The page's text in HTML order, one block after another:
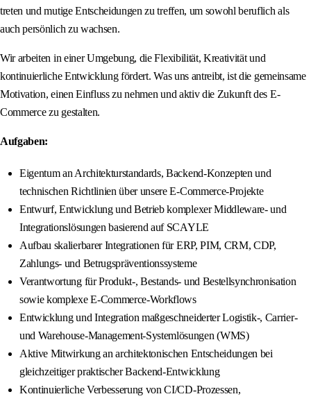
treten und mutige Entscheidungen zu treffen, um sowohl beruflich als
auch persönlich zu wachsen.
Wir arbeiten in einer Umgebung, die Flexibilität, Kreativität und
kontinuierliche Entwicklung fördert. Was uns antreibt, ist die gemeinsame
Motivation, einen Einfluss zu nehmen und aktiv die Zukunft des E-
Commerce zu gestalten.
Aufgaben:
Eigentum an Architekturstandards, Backend-Konzepten und
technischen Richtlinien über unsere E-Commerce-Projekte
Entwurf, Entwicklung und Betrieb komplexer Middleware- und
Integrationslösungen basierend auf SCAYLE
Aufbau skalierbarer Integrationen für ERP, PIM, CRM, CDP,
Zahlungs- und Betrugspräventionssysteme
Verantwortung für Produkt-, Bestands- und Bestellsynchronisation
sowie komplexe E-Commerce-Workflows
Entwicklung und Integration maßgeschneiderter Logistik-, Carrier-
und Warehouse-Management-Systemlösungen (WMS)
Aktive Mitwirkung an architektonischen Entscheidungen bei
gleichzeitiger praktischer Backend-Entwicklung
Kontinuierliche Verbesserung von CI/CD-Prozessen,